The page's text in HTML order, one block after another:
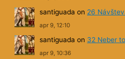
santiguada on 26
apr 9, 12:10
santiguada on 32 Neber
apr 9, 10:36